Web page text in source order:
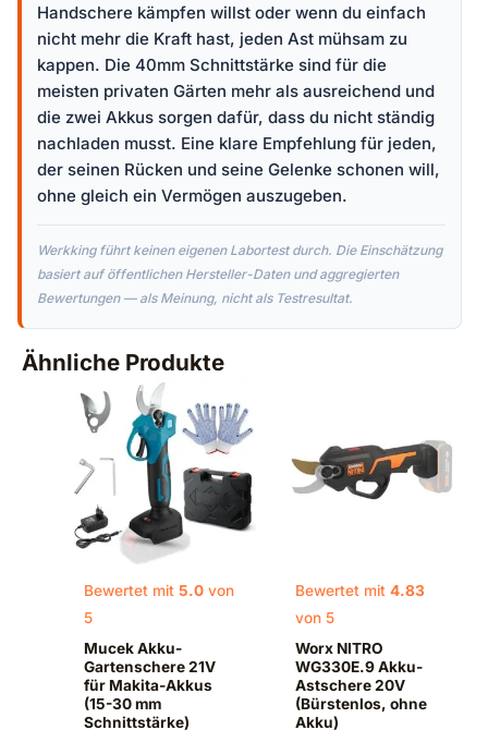
Handschere kämpfen willst oder wenn du einfach
nicht mehr die Kraft hast, jeden Ast mühsam zu
kappen. Die 40mm Schnittstärke sind für die
meisten privaten Gärten mehr als ausreichend und
die zwei Akkus sorgen dafür, dass du nicht ständig
nachladen musst. Eine klare Empfehlung für jeden,
der seinen Rücken und seine Gelenke schonen will,
ohne gleich ein Vermögen auszugeben.
Werkking führt keinen eigenen Labortest durch. Die Einschätzung
basiert auf öffentlichen Hersteller-Daten und aggregierten
Bewertungen — als Meinung, nicht als Testresultat.
Ähnliche Produkte
Bewertet mit5.0 von
5
Mucek Akku-
Gartenschere 21V
für Makita-Akkus
(15-30 mm
Schnittstärke)
Bewertet mit 4.83
von 5
Worx NITRO
WG330E.9 Akku-
Astschere 20V
(Bürstenlos, ohne
Akku)